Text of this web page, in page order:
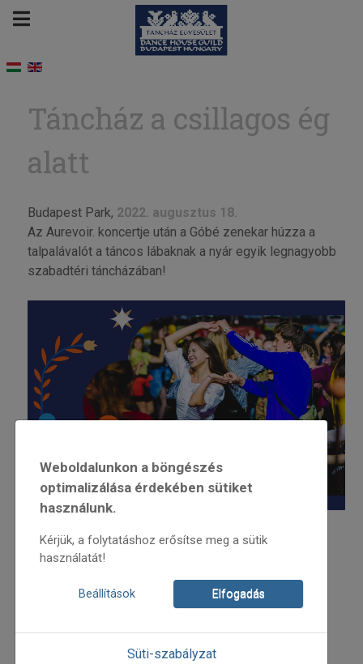
Táncház a csillagos ég
alatt
Budapest Park, 2022. augusztus 18.
Az Aurevoir. koncertje után a Góbé zenekar húzza a
talpalávalót a táncos lábaknak a nyár egyik legnagyobb
szabadtéri táncházában!
Kezdés: 22:00
Zenél: Góbé
Lépésmester: Berecz István
Bővebb információ:
Weboldalunkon a böngészés
optimalizálása érdekében sütiket
használunk.
Kérjük, a folytatáshoz erősítse meg a sütik
használatát!
Beállítások Elfogadás
Süti-szabályzat